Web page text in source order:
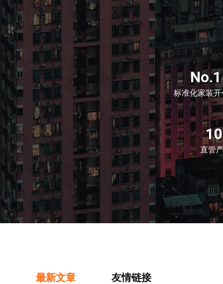
No.1
标准化家装
直管
最新文章 友情链接